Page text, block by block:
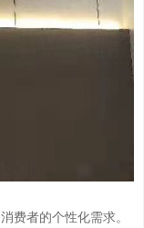
费者的个性化需求。